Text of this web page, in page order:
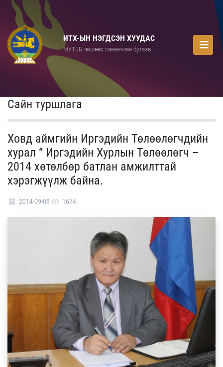
ИТХ-ЫН НЭГДСЭН ХУУДАС
МУТББ төслөөс санаачлан бүтээв.
Сайн туршлага
Ховд аймгийн Иргэдийн Төлөөлөгчдийн
хурал “ Иргэдийн Хурлын Төлөөлөгч –
2014 хөтөлбөр батлан амжилттай
хэрэгжүүлж байна.
2014-09-08 1674